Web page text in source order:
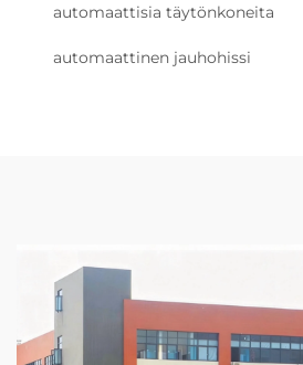
automaattisia täytönkoneita
automaattinen jauhohissi